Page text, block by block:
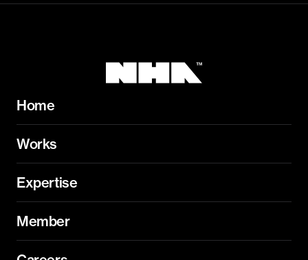
Home
Works
Expertise
Member